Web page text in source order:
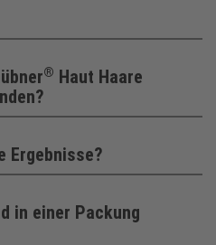
® Haut Haare
Ergebnisse?
in einer Packung